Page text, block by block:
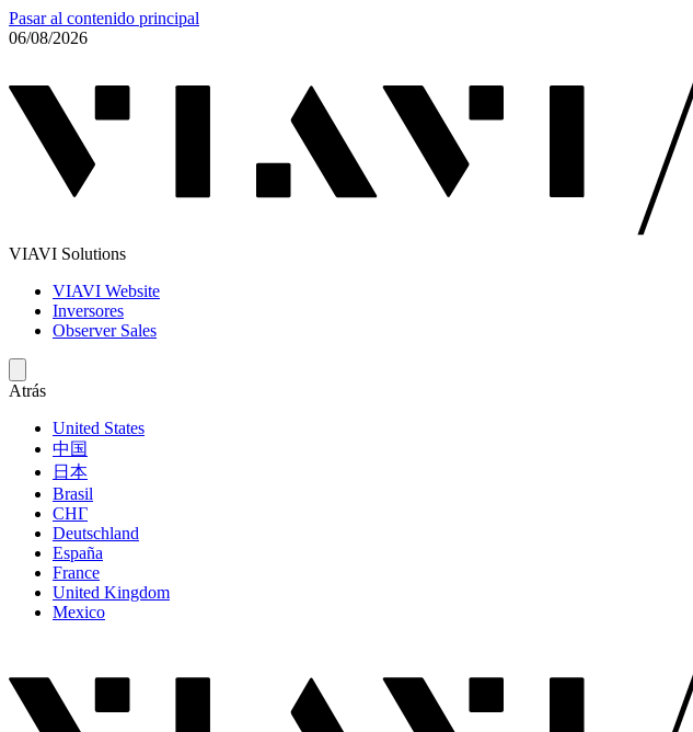
Pasar al contenido principal
06/08/2026
VIAVI Solutions
VIAVI Website
Inversores
Observer Sales
Atrás
United States
中国
日本
Brasil
СНГ
Deutschland
España
France
United Kingdom
Mexico